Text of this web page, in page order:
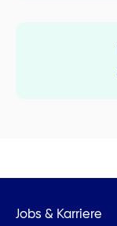
Jobs & Karriere